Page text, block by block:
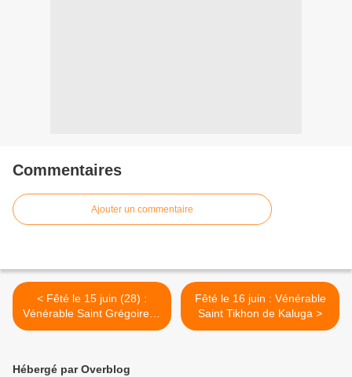
Commentaires
Ajouter un commentaire
< Fêté le 15 juin (28) :
Vénérable Saint Grégoire le
Higoumène de Vologda,
Fêté le 16 juin : Vénérable
Saint Tikhon de Kaluga >
Hébergé par Overblog